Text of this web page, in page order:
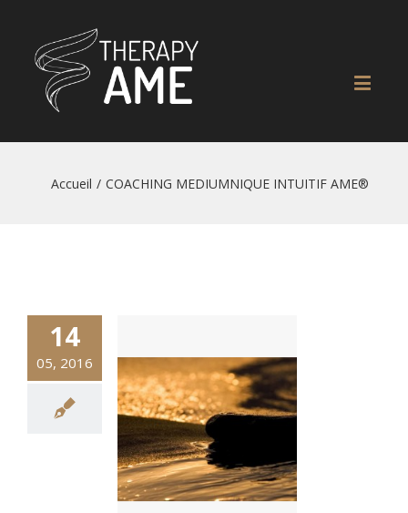
Accueil / COACHING MEDIUMNIQUE INTUITIF AME®
14
05, 2016
COACHING
INTUITIF